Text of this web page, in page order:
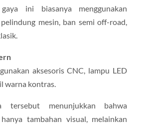
ini biasanya menggunakan
mesin, ban semi off-road,
aksesoris CNC, lampu LED
warna kontras.
tersebut menunjukkan bahwa
tambahan visual, melainkan